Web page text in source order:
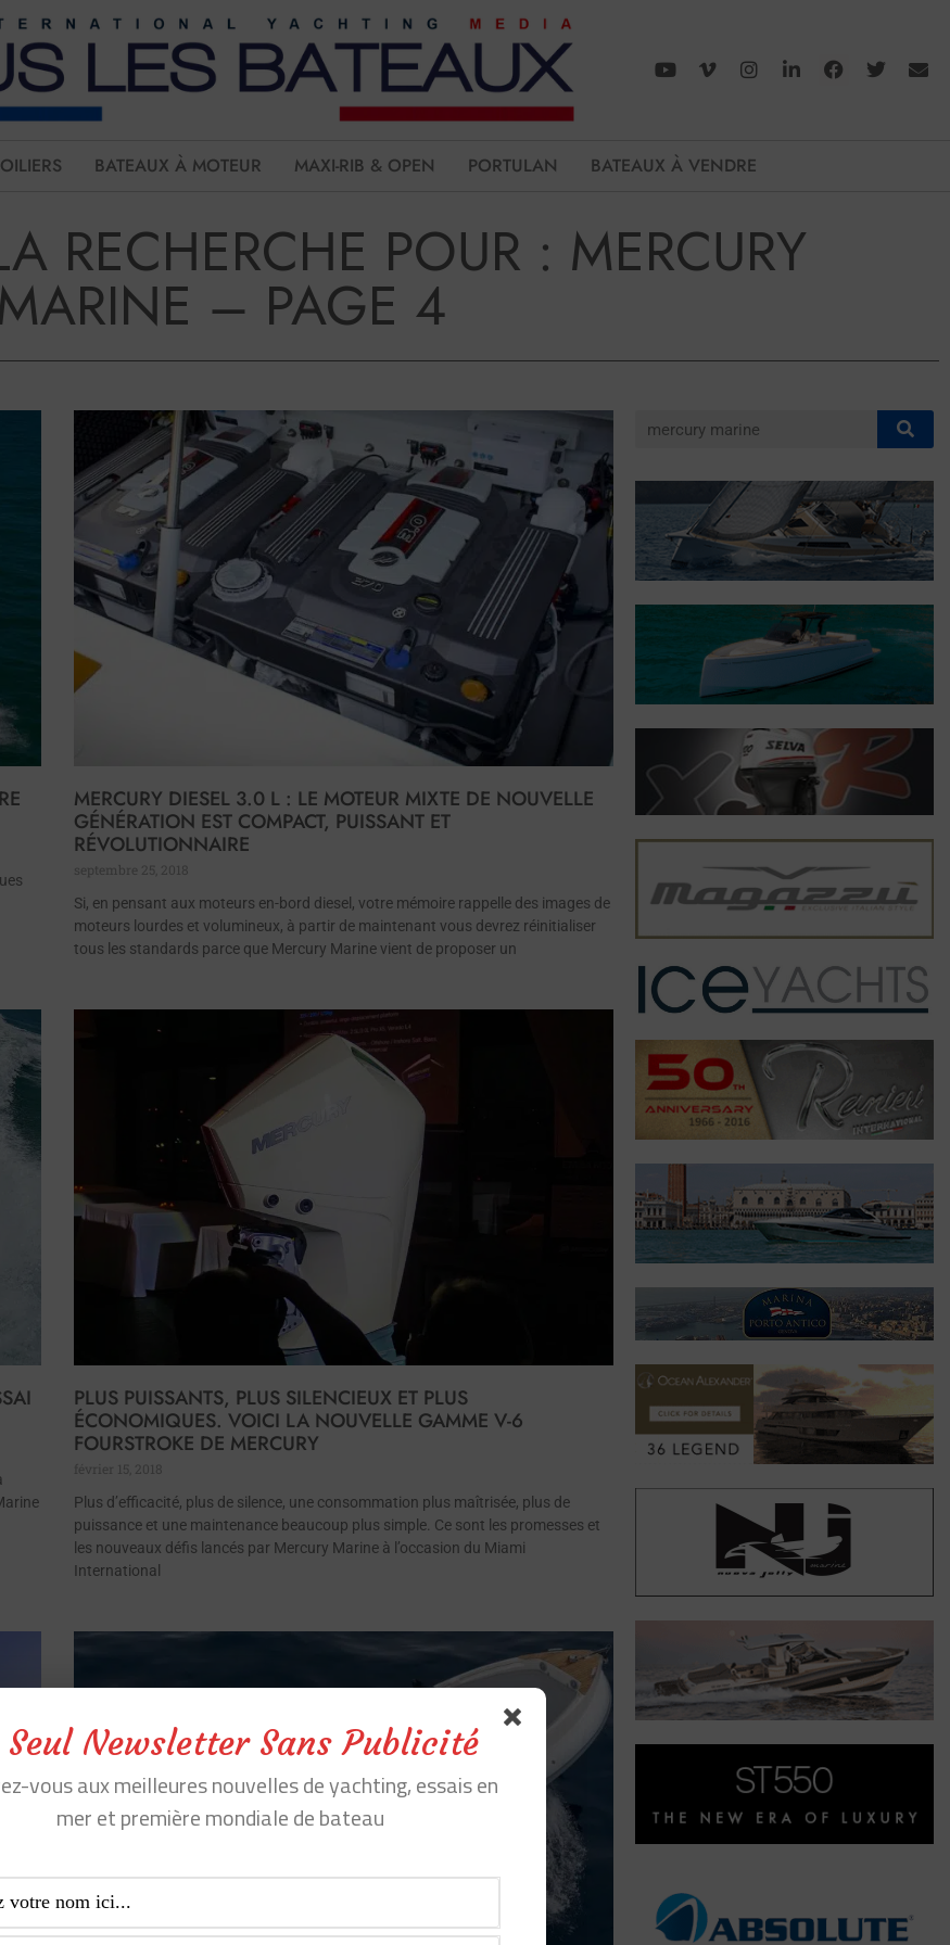
BATEAUX À MOTEUR MAXI-RIB & OPEN PORTULAN BATEAUX À VENDRE
RECHERCHE POUR : MERCURY
– PAGE 4
MERCURY DIESEL 3.0 L : LE MOTEUR MIXTE DE NOUVELLE
GÉNÉRATION EST COMPACT, PUISSANT ET
RÉVOLUTIONNAIRE
septembre 25, 2018
Si, en pensant aux moteurs en-bord diesel, votre mémoire rappelle des images de
moteurs lourdes et volumineux, à partir de maintenant vous devrez réinitialiser
tous les standards parce que Mercury Marine vient de proposer un
PLUS PUISSANTS, PLUS SILENCIEUX ET PLUS
ÉCONOMIQUES. VOICI LA NOUVELLE GAMME V-6
FOURSTROKE DE MERCURY
février 15, 2018
Plus d’efficacité, plus de silence, une consommation plus maîtrisée, plus de
puissance et une maintenance beaucoup plus simple. Ce sont les promesses et
les nouveaux défis lancés par Mercury Marine à l’occasion du Miami
International
Seul Newsletter Sans Publicité
vous aux meilleures nouvelles de yachting, essais en
mer et première mondiale de bateau